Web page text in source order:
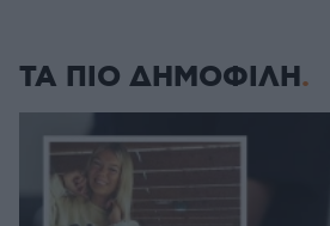
ΤΑ ΠΙΟ ΔΗΜΟΦΙΛΗ